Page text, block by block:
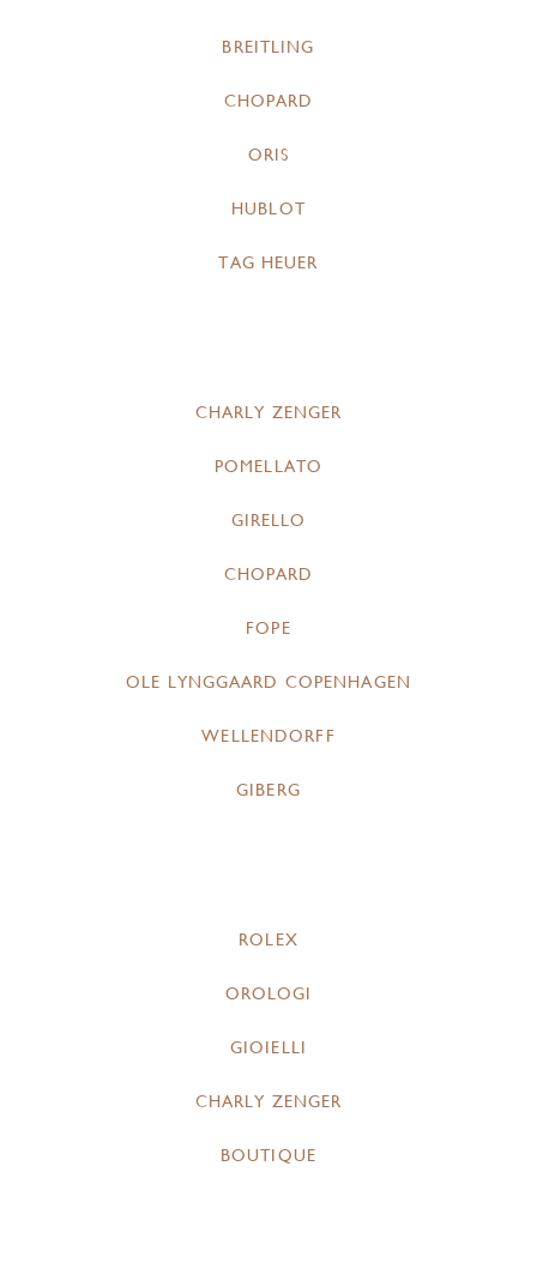
BREITLING
CHOPARD
ORIS
HUBLOT
TAG HEUER
CHARLY ZENGER
POMELLATO
GIRELLO
CHOPARD
FOPE
OLE LYNGGAARD COPENHAGEN
WELLENDORFF
GIBERG
ROLEX
OROLOGI
GIOIELLI
CHARLY ZENGER
BOUTIQUE